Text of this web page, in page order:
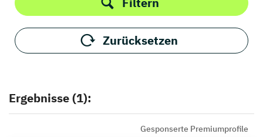
Zurücksetzen
Ergebnisse (1):
Gesponserte Premiumprofile